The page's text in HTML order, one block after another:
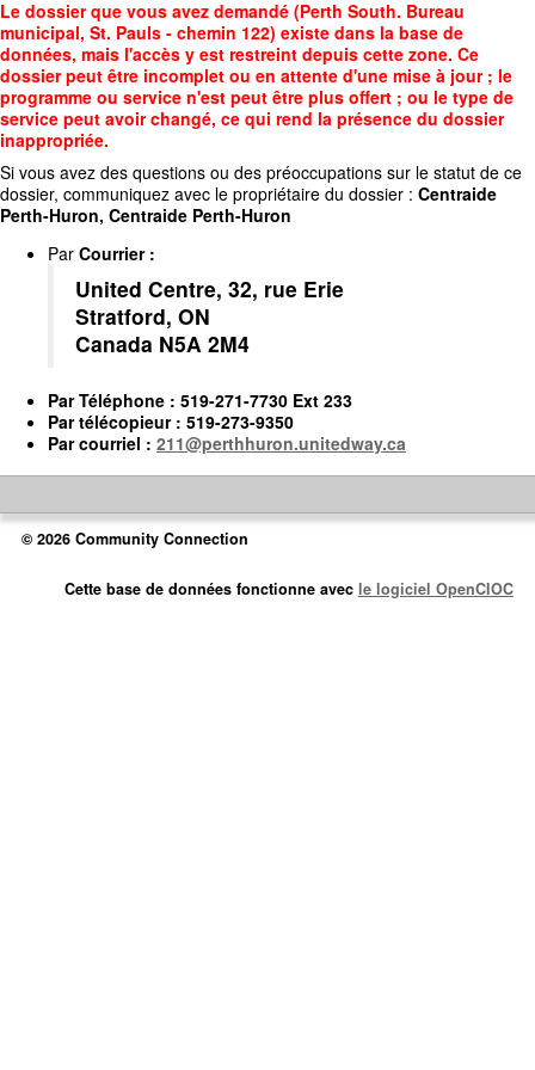
Accédez
au
contenu
principal
Le dossier que vous avez demandé (Perth South. Bureau
municipal, St. Pauls - chemin 122) existe dans la base de
données, mais l'accès y est restreint depuis cette zone. Ce
dossier peut être incomplet ou en attente d'une mise à jour ; le
programme ou service n'est peut être plus offert ; ou le type de
service peut avoir changé, ce qui rend la présence du dossier
inappropriée.
Si vous avez des questions ou des préoccupations sur le statut de ce
dossier, communiquez avec le propriétaire du dossier : Centraide
Perth-Huron, Centraide Perth-Huron
Par Courrier:
United Centre, 32, rue Erie
Stratford, ON
Canada N5A 2M4
ParTéléphone : 519-271-7730 Ext 233
Partélécopieur: 519-273-9350
Parcourriel : 211@perthhuron.unitedway.ca
© 2026 Community Connection
Cette base de données fonctionne avec le logiciel OpenCIOC